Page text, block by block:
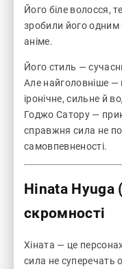
Його біле волосся,
зробили його одним
аніме.
Його стиль —
Але найголовніше —
іронічне, сильне й
Годжо Сатору —
справжня сила не
самовпевненості.
Hinata Hyuga
скромності
Хіната — це
сила не суперечать